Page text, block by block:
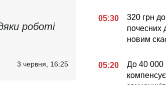
роботі
3 червня, 16:25
05:30
320 грн
почесних
новим
05:20
До 40 000